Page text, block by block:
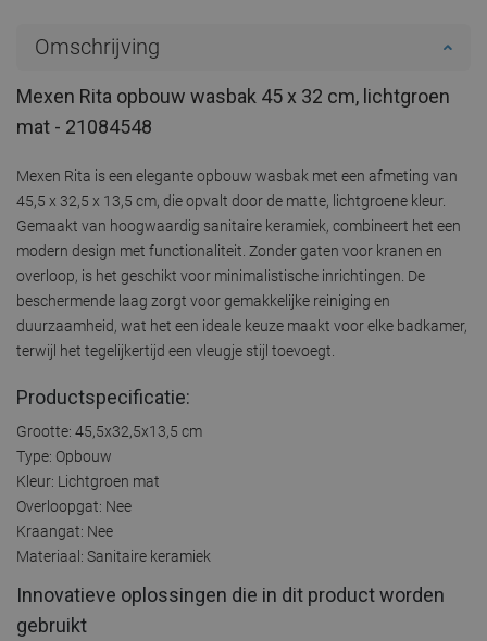
Omschrijving
Mexen Rita opbouw wasbak 45 x 32 cm, lichtgroen
mat - 21084548
Mexen Rita is een elegante opbouw wasbak met een afmeting van
45,5 x 32,5 x 13,5 cm, die opvalt door de matte, lichtgroene kleur.
Gemaakt van hoogwaardig sanitaire keramiek, combineert het een
modern design met functionaliteit. Zonder gaten voor kranen en
overloop, is het geschikt voor minimalistische inrichtingen. De
beschermende laag zorgt voor gemakkelijke reiniging en
duurzaamheid, wat het een ideale keuze maakt voor elke badkamer,
terwijl het tegelijkertijd een vleugje stijl toevoegt.
Productspecificatie:
Grootte: 45,5x32,5x13,5 cm
Type: Opbouw
Kleur: Lichtgroen mat
Overloopgat: Nee
Kraangat: Nee
Materiaal: Sanitaire keramiek
Innovatieve oplossingen die in dit product worden
gebruikt